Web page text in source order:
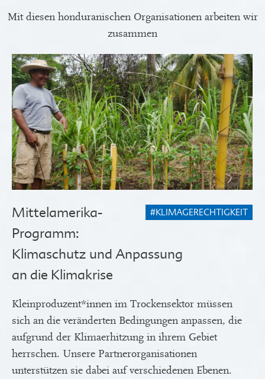
Mit diesen honduranischen Organisationen arbeiten wir
zusammen
#KLIMAGERECHTIGKEIT
Mittelamerika-
Programm:
Klimaschutz und Anpassung
an die Klimakrise
Kleinproduzent*innen im Trockensektor müssen
sich an die veränderten Bedingungen anpassen, die
aufgrund der Klimaerhitzung in ihrem Gebiet
herrschen. Unsere Partnerorganisationen
unterstützen sie dabei auf verschiedenen Ebenen.